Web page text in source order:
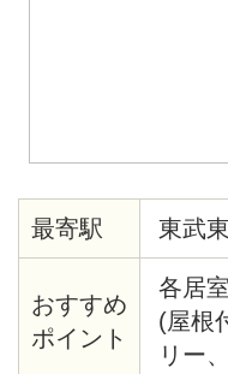
最寄駅 東武
おすすめ
ポイント
各居
(屋根
リー